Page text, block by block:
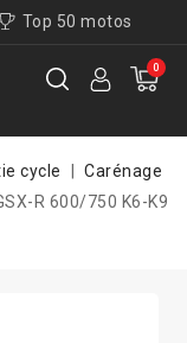
Top 50 motos
0
cycle
Carénage
R 600/750 K6-K9